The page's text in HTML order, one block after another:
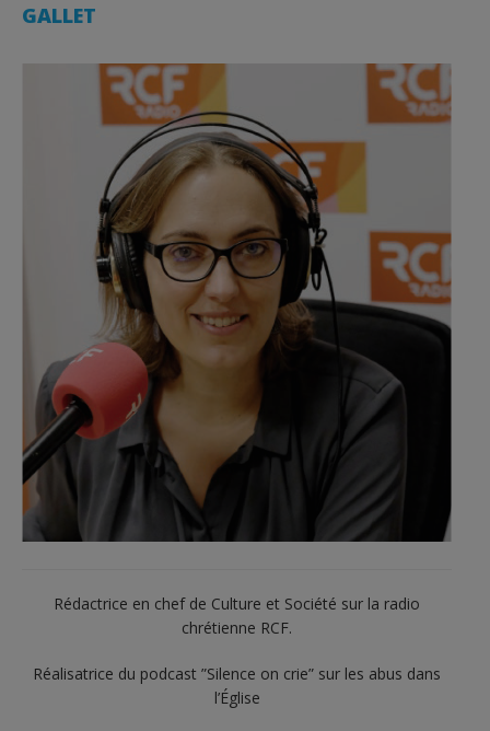
GALLET
Rédactrice en chef de Culture et Société sur la radio
chrétienne RCF.
Réalisatrice du podcast ”Silence on crie” sur les abus dans
l’Église